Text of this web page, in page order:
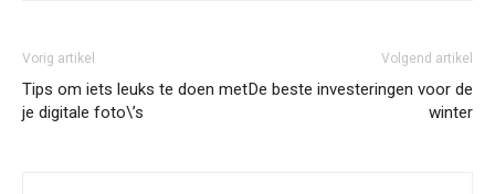
Vorig artikel
Tips om iets leuks te doen met
je digitale foto\’s
Volgend artikel
De beste investeringen voor de
winter